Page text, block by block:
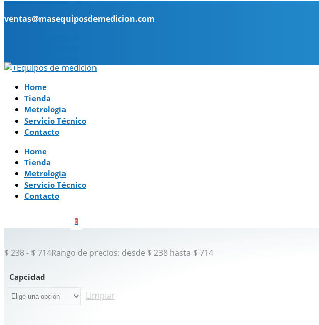
ventas@masequiposdemedicion.com
Home
Tienda
Metrología
Servicio Técnico
Contacto
Home
Tienda
Metrología
Servicio Técnico
Contacto
0
$ 238- $ 714Rango de precios: desde $ 238 hasta $ 714
Capcidad
Limpiar